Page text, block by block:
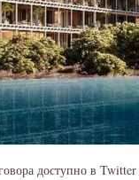
доступно в Twitter